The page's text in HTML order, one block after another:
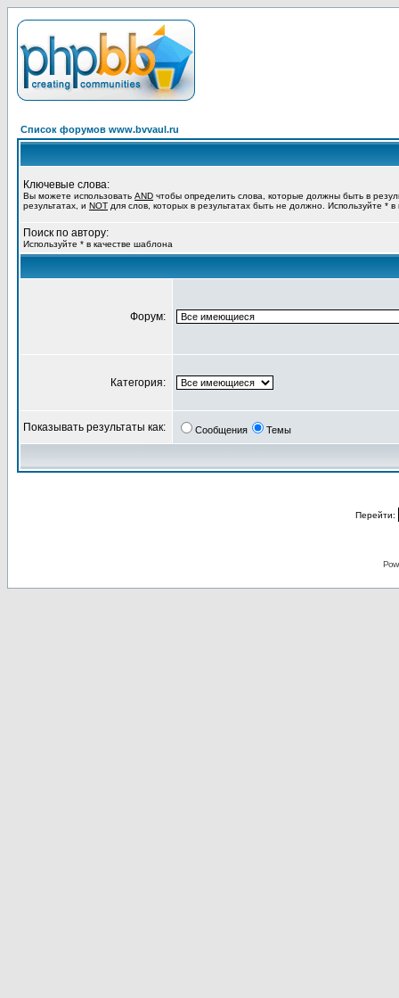
Список форумов www.bvvaul.ru
Ключевые слова:
Вы можете использовать AND чтобы определить слова, которые должны быть в
результатах, и NOT для слов, которых в результатах быть не должно. Используйте *
Поиск по автору:
Используйте * в качестве шаблона
Форум:
Категория:
Показывать результаты как: Сообщения Темы
Перейти: